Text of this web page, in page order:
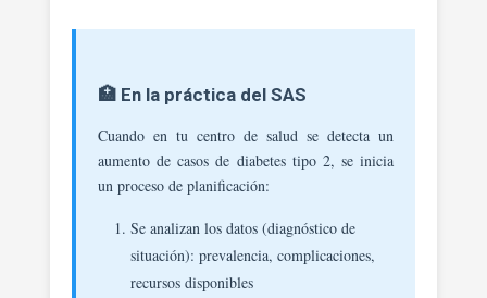
🏥 En la práctica del SAS
Cuando en tu centro de salud se detecta un
aumento de casos de diabetes tipo 2, se inicia
un proceso de planificación:
Se analizan los datos (diagnóstico de
situación): prevalencia, complicaciones,
recursos disponibles